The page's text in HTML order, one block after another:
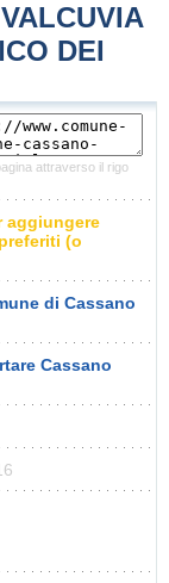
DEI
attraverso il rigo
aggiungere
(o
di Cassano
Cassano